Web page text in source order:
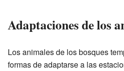
Adaptaciones de los
Los animales de los bosques
formas de adaptarse a las